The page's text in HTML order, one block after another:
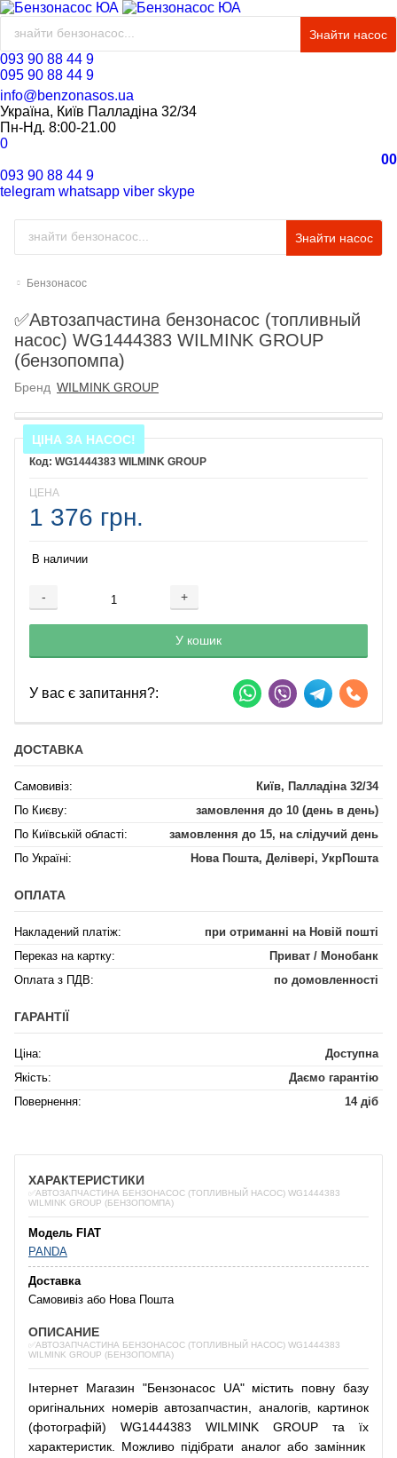
Знайти насос
093 90 88 44 9
095 90 88 44 9
info@benzonasos.ua
Україна, Київ Палладіна 32/34
Пн-Нд. 8:00-21.00
0
00
093 90 88 44 9
telegram whatsapp viber skype
Знайти насос
Бензонасос
✅Автозапчастина бензонасос (топливный
насос) WG1444383 WILMINK GROUP
(бензопомпа)
Бренд WILMINK GROUP
ЦІНА ЗА НАСОС!
WG1444383 WILMINK GROUP
ЦЕНА
1 376 грн.
В наличии
- +
Добавляется...
У кошик
Добавлен
У вас є запитання?:
ДОСТАВКА
Самовивіз:
Київ, Палладіна 32/34
По Києву:
замовлення до 10 (день в день)
По Київській області:
замовлення до 15, на слідучий день
По Україні:
Нова Пошта, Делівері, УкрПошта
ОПЛАТА
Накладений платіж:
при отриманні на Новій пошті
Переказ на картку:
Приват / Монобанк
Оплата з ПДВ:
по домовленності
ГАРАНТІЇ
Ціна:
Доступна
Якість:
Даємо гарантію
Повернення:
14 діб
ХАРАКТЕРИСТИКИ
✅АВТОЗАПЧАСТИНА БЕНЗОНАСОС (ТОПЛИВНЫЙ НАСОС) WG1444383
WILMINK GROUP (БЕНЗОПОМПА)
Модель FIAT
PANDA
Доставка
Самовивіз або Нова Пошта
ОПИСАНИЕ
✅АВТОЗАПЧАСТИНА БЕНЗОНАСОС (ТОПЛИВНЫЙ НАСОС) WG1444383
WILMINK GROUP (БЕНЗОПОМПА)
Інтернет Магазин "Бензонасос UA" містить повну базу
оригінальних номерів автозапчастин аналогів,
картинок
(фотографій) WG1444383 WILMINK GROUP та їх
характеристик. Можливо підібрати аналог або замінник